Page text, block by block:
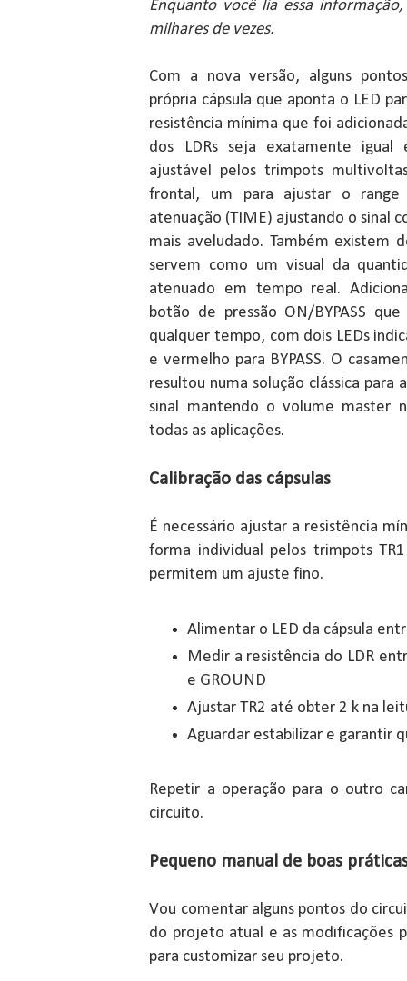
Enquanto você lia essa
milhares de vezes.
Com a nova versão, alguns
própria cápsula que aponta o LED
resistência mínima que foi
dos LDRs seja exatamente igual
ajustável pelos trimpots
frontal, um para ajustar o
atenuação (TIME) ajustando o sinal
mais aveludado. Também existem
servem como um visual da
atenuado em tempo real.
botão de pressão ON/BYPASS
qualquer tempo, com dois LEDs
e vermelho para BYPASS. O
resultou numa solução clássica
sinal mantendo o volume master
todas as aplicações.
Calibração das cápsulas
É necessário ajustar a resistência
forma individual pelos trimpots
permitem um ajuste fino.
Alimentar o LED da cápsula
Medir a resistência do LDR
e GROUND
Ajustar TR2 até obter 2 k na
Aguardar estabilizar e garantir
Repetir a operação para o outro
circuito.
Pequeno manual de boas
Vou comentar alguns pontos do
do projeto atual e as modificações
para customizar seu projeto.